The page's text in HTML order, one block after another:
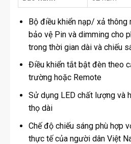
Bộ điều khiển nạp/ xả thông
bảo vệ Pin và dimming cho
trong thời gian dài và chiếu
Điều khiển tắt bật đèn theo
trường hoặc Remote
Sử dụng LED chất lượng và
thọ dài
Chế độ chiếu sáng phù hợp
thực tế của người dân Việt